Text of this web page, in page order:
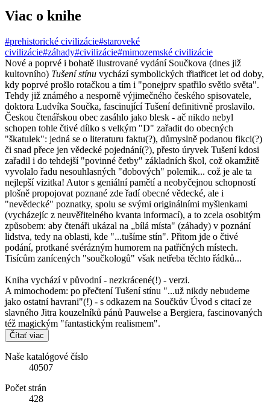
Viac o knihe
#prehistorické civilizácie#staroveké
civilizácie#záhady#civilizácie#mimozemské civilizácie
Nové a poprvé i bohatě ilustrované vydání Součkova (dnes již
kultovního) Tušení stínu vychází symbolických třiatřicet let od doby,
kdy poprvé prošlo rotačkou a tím i "ponejprv spatřilo světlo světa".
Tehdy již známého a nesporně výjimečného českého spisovatele,
doktora Ludvíka Součka, fascinující Tušení definitivně proslavilo.
Českou čtenářskou obec zasáhlo jako blesk - ač nikdo nebyl
schopen tohle čtivé dílko s velkým "D" zařadit do obecných
"škatulek": jedná se o literaturu faktu(?), důmyslně podanou fikci(?)
či snad přece jen vědecké pojednání(?), přesto úryvek Tušení kdosi
zařadil i do tehdejší "povinné četby" základních škol, což okamžitě
vyvolalo řadu nesouhlasných "dobových" polemik... což je ale ta
nejlepší vizitka! Autor s geniální pamětí a neobyčejnou schopností
plošně propojovat poznané zde řadí obecné vědecké, ale i
"nevědecké" poznatky, spolu se svými originálními myšlenkami
(vycházejíc z neuvěřitelného kvanta informací), a to zcela osobitým
způsobem: aby čtenáři ukázal na „bílá místa" (záhady) v poznání
lidstva, tedy na oblasti, kde "...tušíme stín". Přitom jde o čtivé
podání, protkané svérázným humorem na patřičných místech.
Tisícům zanícených "součkologů" však netřeba těchto řádků...
Kniha vychází v původní - nezkrácené(!) - verzi.
A mimochodem: po přečtení Tušení stínu "...už nikdy nebudeme
jako ostatní havrani"(!) - s odkazem na Součkův Úvod s citací ze
slavného Jitra kouzelníků pánů Pauwelse a Bergiera, fascinovaných
též magickým "fantastickým realismem".
Čítať viac
Naše katalógové číslo
40507
Počet strán
428